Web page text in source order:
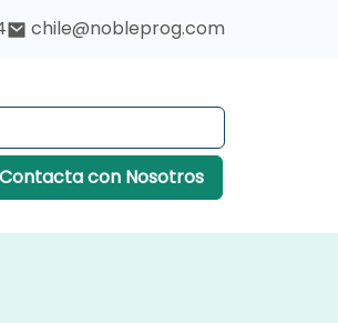
chile@nobleprog.com
Contacta con Nosotros